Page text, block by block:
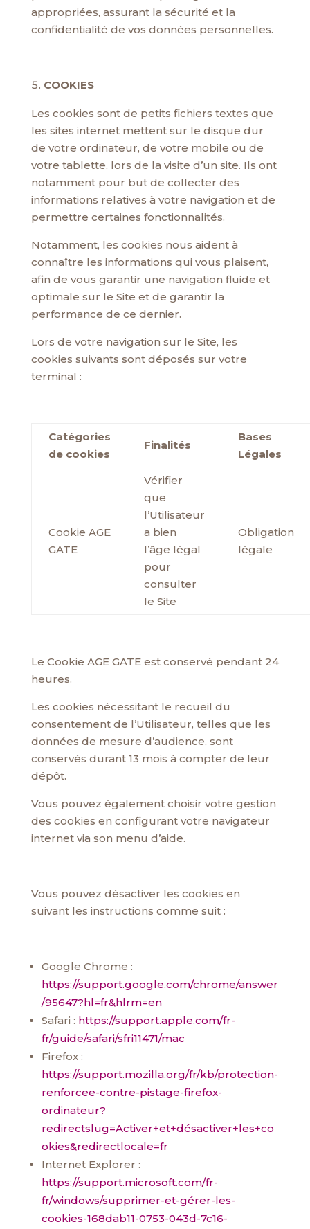
appropriées, assurant la sécurité et la
confidentialité de vos données personnelles.
COOKIES
Les cookies sont de petits fichiers textes que
les sites internet mettent sur le disque dur
de votre ordinateur, de votre mobile ou de
votre tablette, lors de la visite d’un site. Ils ont
notamment pour but de collecter des
informations relatives à votre navigation et de
permettre certaines fonctionnalités.
Notamment, les cookies nous aident à
connaître les informations qui vous plaisent,
afin de vous garantir une navigation fluide et
optimale sur le Site et de garantir la
performance de ce dernier.
Lors de votre navigation sur le Site, les
cookies suivants sont déposés sur votre
terminal :
Catégories
de cookies
Finalités
Bases
Légales
Cookie AGE
GATE
Vérifier
que
l’Utilisateur
a bien
l’âge légal
pour
consulter
le Site
Obligation
légale
Le Cookie AGE GATE est conservé pendant 24
heures.
Les cookies nécessitant le recueil du
consentement de l’Utilisateur, telles que les
données de mesure d’audience, sont
conservés durant 13 mois à compter de leur
dépôt.
Vous pouvez également choisir votre gestion
des cookies en configurant votre navigateur
internet via son menu d’aide.
Vous pouvez désactiver les cookies en
suivant les instructions comme suit :
Google Chrome :
https://support.google.com/chrome/answer
/95647?hl=fr&hlrm=en
Safari : https://support.apple.com/fr-
fr/guide/safari/sfri11471/mac
Firefox :
https://support.mozilla.org/fr/kb/protection-
renforcee-contre-pistage-firefox-
ordinateur?
redirectslug=Activer+et+désactiver+les+co
okies&redirectlocale=fr
Internet Explorer :
https://support.microsoft.com/fr-
fr/windows/supprimer-et-gérer-les-
cookies-168dab11-0753-043d-7c16-